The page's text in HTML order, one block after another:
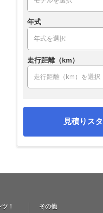
年式
走行距離（km）
見積りス
！
その他